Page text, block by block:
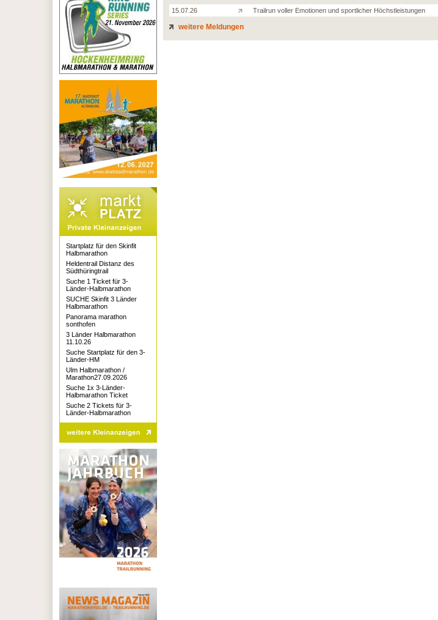
15.07.26 Trailrun voller Emotionen und sportlicher Höchstleistungen
weitere Meldungen
Startplatz für den Skinfit
Halbmarathon
Heldentrail Distanz des
Südthüringtrail
Suche 1 Ticket für 3-
Länder-Halbmarathon
SUCHE Skinfit 3 Länder
Halbmarathon
Panorama marathon
sonthofen
3 Länder Halbmarathon
11.10.26
Suche Startplatz für den 3-
Länder-HM
Ulm Halbmarathon /
Marathon27.09.2026
Suche 1x 3-Länder-
Halbmarathon Ticket
Suche 2 Tickets für 3-
Länder-Halbmarathon